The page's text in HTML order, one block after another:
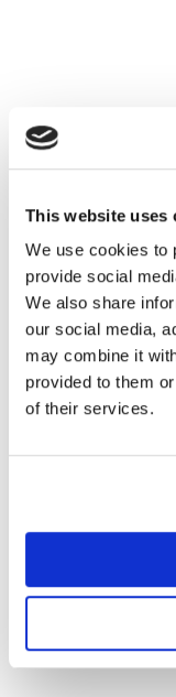
This website uses
We use cookies to
provide social
We also share
our social media,
may combine it
provided to them
of their services.
Mettiti alla
forma -ing
READ MORE
AGO